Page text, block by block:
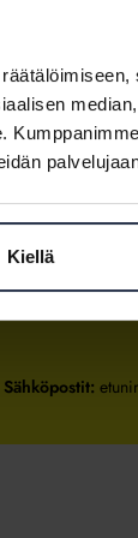
Kiellä
sisään
jäsenyydestä
Sähköpostit: